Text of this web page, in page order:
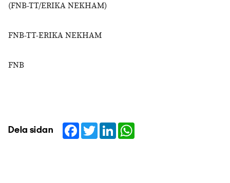
(FNB-TT/ERIKA NEKHAM)
FNB-TT-ERIKA NEKHAM
FNB
Dela sidan Facebook
TwitterLinkedIn